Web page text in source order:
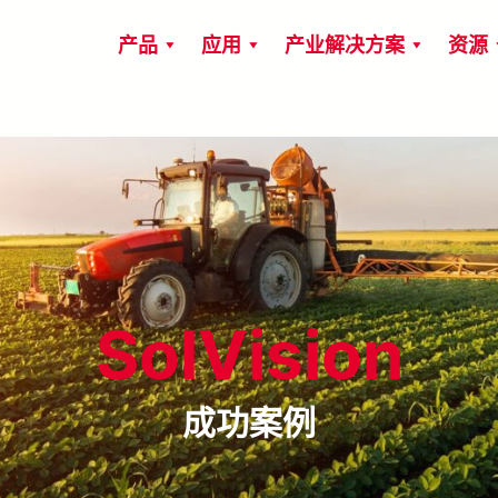
产品 应用 产业解决方案 资源
SolVision
成功案例